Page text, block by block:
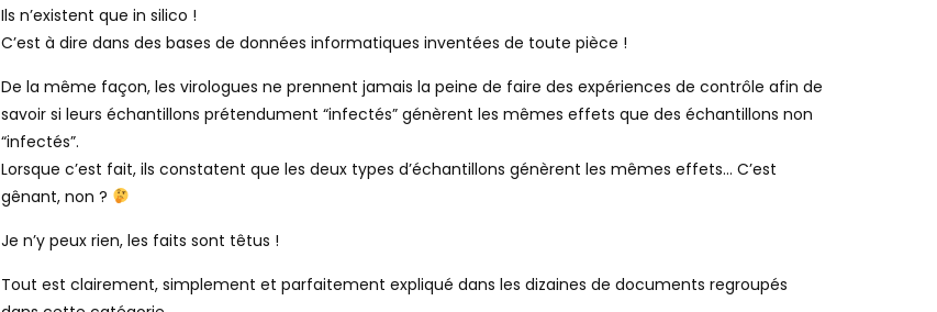
Ils n’existent que in silico !
C’est à dire dans des bases de données informatiques inventées de toute pièce !
De la même façon, les virologues ne prennent jamais la peine de faire des expériences de contrôle afin de
savoir si leurs échantillons prétendument “infectés” génèrent les mêmes effets que des échantillons non
“infectés”.
Lorsque c’est fait, ils constatent que les deux types d’échantillons génèrent les mêmes effets… C’est
gênant, non ?
Je n’y peux rien, les faits sont têtus !
Tout est clairement, simplement et parfaitement expliqué dans les dizaines de documents regroupés